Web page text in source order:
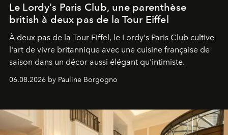
Le Lordy's Paris Club, une parenthèse
british à deux pas de la Tour Eiffel
À deux pas de la Tour Eiffel, le Lordy's Paris Club cultive
l'art de vivre britannique avec une cuisine française de
saison dans un décor aussi élégant qu'intimiste.
06.08.2026 by Pauline Borgogno